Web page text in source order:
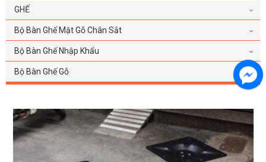
GHẾ
Bộ Bàn Ghế Mặt Gỗ Chân Sắt
Bộ Bàn Ghế Nhập Khẩu
Bộ Bàn Ghế Gỗ